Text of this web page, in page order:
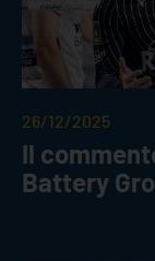
26/12/2025
Il
Battery